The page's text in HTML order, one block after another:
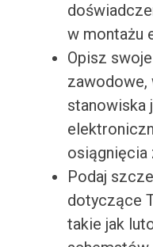
w montażu
Opisz
zawodowe,
stanowiska
osiągnięcia
Podaj
dotyczące
takie jak